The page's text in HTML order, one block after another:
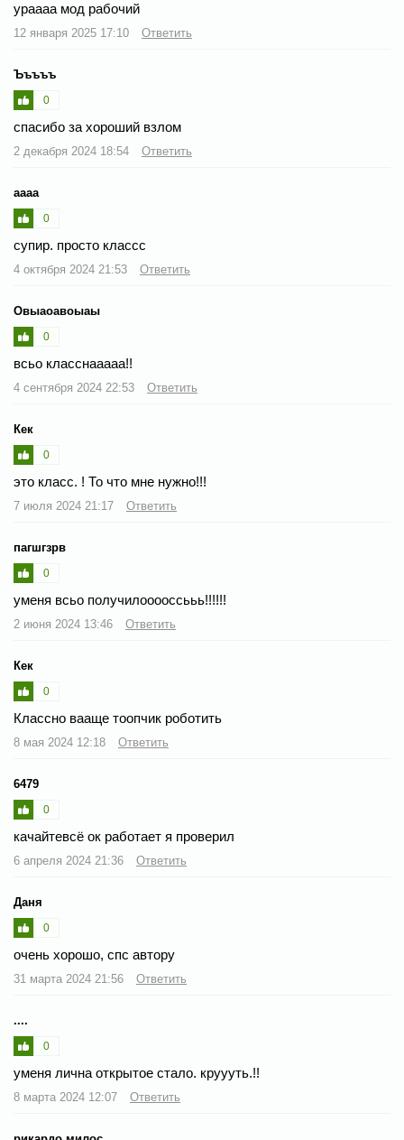
ураааа мод рабочий
12 января 2025 17:10 Ответить
Ъъъъъ
0
спасибо за хороший взлом
2 декабря 2024 18:54 Ответить
аааа
0
супир. просто классс
4 октября 2024 21:53 Ответить
Овыаоавоыаы
0
всьо класснааааа!!
4 сентября 2024 22:53 Ответить
Кек
0
это класс. ! То что мне нужно!!!
7 июля 2024 21:17 Ответить
пагшгзрв
0
уменя всьо получилооооссььь!!!!!!
2 июня 2024 13:46 Ответить
Кек
0
Классно вааще тоопчик роботить
8 мая 2024 12:18 Ответить
6479
0
качайтевсё ок работает я проверил
6 апреля 2024 21:36 Ответить
Даня
0
очень хорошо, спс автору
31 марта 2024 21:56 Ответить
....
0
уменя лична открытое стало. круууть.!!
8 марта 2024 12:07 Ответить